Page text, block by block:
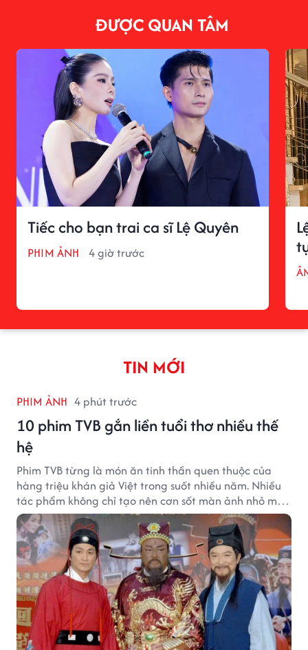
ĐƯỢC QUAN TÂM
Tiếc cho bạn trai ca sĩ Lệ Quyên
PHIM ẢNH 4 giờ trước
TIN MỚI
PHIM ẢNH 4 phút trước
10 phim TVB gắn liền tuổi thơ nhiều thế
hệ
Phim TVB từng là món ăn tinh thần quen thuộc của
hàng triệu khán giả Việt trong suốt nhiều năm. Nhiều
tác phẩm không chỉ tạo nên cơn sốt màn ảnh nhỏ mà
còn trở thành ký ức khó quên của cả một thế hệ.